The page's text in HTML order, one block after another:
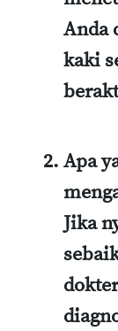
Anda
kaki
Apa
Jika